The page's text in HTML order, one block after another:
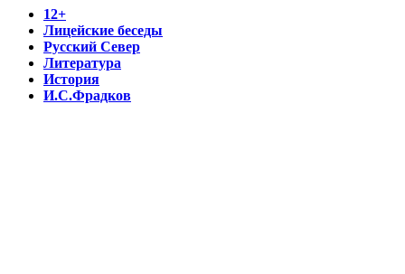
12+
Лицейские беседы
Русский Север
Литература
История
И.С.Фрадков